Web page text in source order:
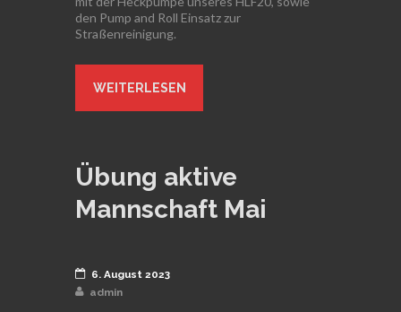
den Pump and Roll Einsatz zur
Straßenreinigung.
WEITERLESEN
Übung aktive
Mannschaft Mai
6. August 2023
admin